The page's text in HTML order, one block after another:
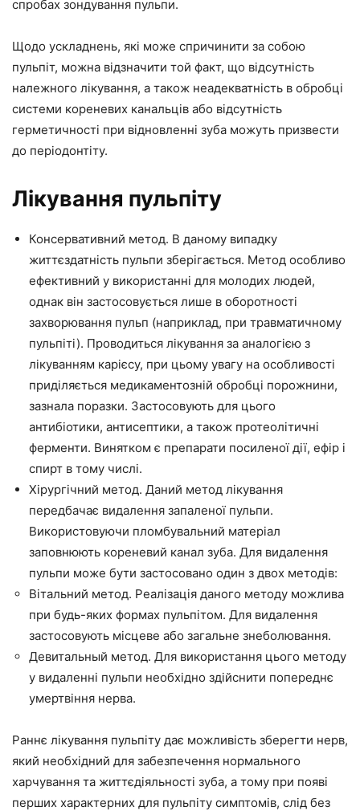
спробах зондування пульпи.
Щодо ускладнень, які може спричинити за собою
пульпіт, можна відзначити той факт, що відсутність
належного лікування, а також неадекватність в обробці
системи кореневих канальців або відсутність
герметичності при відновленні зуба можуть призвести
до періодонтіту.
Лікування пульпіту
Консервативний метод. В даному випадку
життєздатність пульпи зберігається. Метод особливо
ефективний у використанні для молодих людей,
однак він застосовується лише в оборотності
захворювання пульп (наприклад, при травматичному
пульпіті). Проводиться лікування за аналогією з
лікуванням карієсу, при цьому увагу на особливості
приділяється медикаментозній обробці порожнини,
зазнала поразки. Застосовують для цього
антибіотики, антисептики, а також протеолітичні
ферменти. Винятком є препарати посиленої дії, ефір і
спирт в тому числі.
Хірургічний метод. Даний метод лікування
передбачає видалення запаленої пульпи.
Використовуючи пломбувальний матеріал
заповнюють кореневий канал зуба. Для видалення
пульпи може бути застосовано один з двох методів:
Вітальний метод. Реалізація даного методу можлива
при будь-яких формах пульпітом. Для видалення
застосовують місцеве або загальне знеболювання.
Девитальный метод. Для використання цього методу
у видаленні пульпи необхідно здійснити попереднє
умертвіння нерва.
Раннє лікування пульпіту дає можливість зберегти нерв,
який необхідний для забезпечення нормального
харчування та життєдіяльності зуба, а тому при появі
перших характерних для пульпіту симптомів, слід без